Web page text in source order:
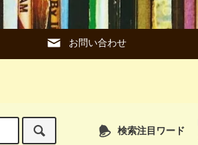
お問い合わせ
検索注目ワード